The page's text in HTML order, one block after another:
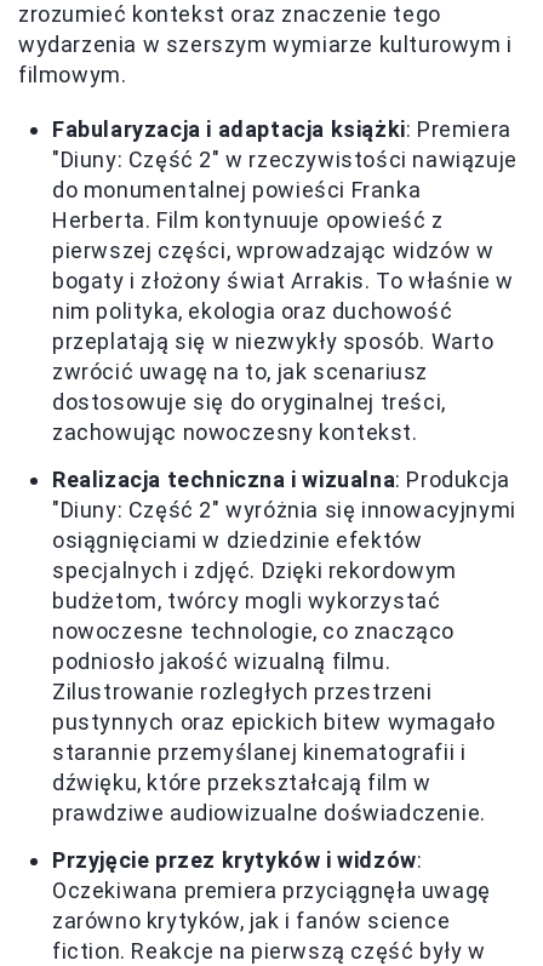
zrozumieć kontekst oraz znaczenie tego
wydarzenia w szerszym wymiarze kulturowym i
filmowym.
Fabularyzacja i adaptacja książki: Premiera
"Diuny: Część 2" w rzeczywistości nawiązuje
do monumentalnej powieści Franka
Herberta. Film kontynuuje opowieść z
pierwszej części, wprowadzając widzów w
bogaty i złożony świat Arrakis. To właśnie w
nim polityka, ekologia oraz duchowość
przeplatają się w niezwykły sposób. Warto
zwrócić uwagę na to, jak scenariusz
dostosowuje się do oryginalnej treści,
zachowując nowoczesny kontekst.
Realizacja techniczna i wizualna: Produkcja
"Diuny: Część 2" wyróżnia się innowacyjnymi
osiągnięciami w dziedzinie efektów
specjalnych i zdjęć. Dzięki rekordowym
budżetom, twórcy mogli wykorzystać
nowoczesne technologie, co znacząco
podniosło jakość wizualną filmu.
Zilustrowanie rozległych przestrzeni
pustynnych oraz epickich bitew wymagało
starannie przemyślanej kinematografii i
dźwięku, które przekształcają film w
prawdziwe audiowizualne doświadczenie.
Przyjęcie przez krytyków i widzów:
Oczekiwana premiera przyciągnęła uwagę
zarówno krytyków, jak i fanów science
fiction. Reakcje na pierwszą część były w